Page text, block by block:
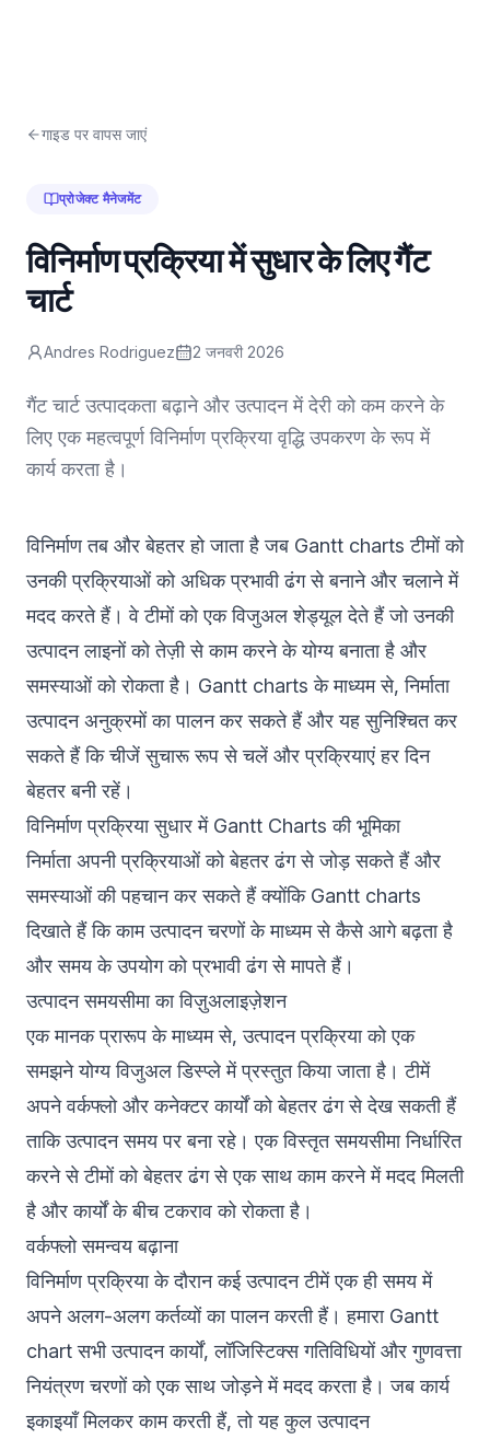
गाइड पर वापस जाएं
प्रोजेक्ट मैनेजमेंट
विनिर्माण प्रक्रिया में सुधार के लिए गैंट
चार्ट
Andres Rodriguez 2 जनवरी 2026
गैंट चार्ट उत्पादकता बढ़ाने और उत्पादन में देरी को कम करने के
लिए एक महत्वपूर्ण विनिर्माण प्रक्रिया वृद्धि उपकरण के रूप में
कार्य करता है।
विनिर्माण तब और बेहतर हो जाता है जब Gantt charts टीमों को
उनकी प्रक्रियाओं को अधिक प्रभावी ढंग से बनाने और चलाने में
मदद करते हैं। वे टीमों को एक विजुअल शेड्यूल देते हैं जो उनकी
उत्पादन लाइनों को तेज़ी से काम करने के योग्य बनाता है और
समस्याओं को रोकता है। Gantt charts के माध्यम से, निर्माता
उत्पादन अनुक्रमों का पालन कर सकते हैं और यह सुनिश्चित कर
सकते हैं कि चीजें सुचारू रूप से चलें और प्रक्रियाएं हर दिन
बेहतर बनी रहें।
विनिर्माण प्रक्रिया सुधार में Gantt Charts की भूमिका
निर्माता अपनी प्रक्रियाओं को बेहतर ढंग से जोड़ सकते हैं और
समस्याओं की पहचान कर सकते हैं क्योंकि Gantt charts
दिखाते हैं कि काम उत्पादन चरणों के माध्यम से कैसे आगे बढ़ता है
और समय के उपयोग को प्रभावी ढंग से मापते हैं।
उत्पादन समयसीमा का विज़ुअलाइज़ेशन
एक मानक प्रारूप के माध्यम से, उत्पादन प्रक्रिया को एक
समझने योग्य विजुअल डिस्प्ले में प्रस्तुत किया जाता है। टीमें
अपने वर्कफ्लो और कनेक्टर कार्यों को बेहतर ढंग से देख सकती हैं
ताकि उत्पादन समय पर बना रहे। एक विस्तृत समयसीमा निर्धारित
करने से टीमों को बेहतर ढंग से एक साथ काम करने में मदद मिलती
है और कार्यों के बीच टकराव को रोकता है।
वर्कफ्लो समन्वय बढ़ाना
विनिर्माण प्रक्रिया के दौरान कई उत्पादन टीमें एक ही समय में
अपने अलग-अलग कर्तव्यों का पालन करती हैं। हमारा Gantt
chart सभी उत्पादन कार्यों, लॉजिस्टिक्स गतिविधियों और गुणवत्ता
नियंत्रण चरणों को एक साथ जोड़ने में मदद करता है। जब कार्य
इकाइयाँ मिलकर काम करती हैं, तो यह कुल उत्पादन